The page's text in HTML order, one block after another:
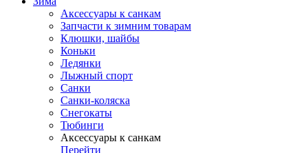
Аксессуары к санкам
Запчасти к зимним товарам
Клюшки, шайбы
Коньки
Ледянки
Лыжный спорт
Санки
Санки-коляска
Снегокаты
Тюбинги
Аксессуары к санкам
Перейти